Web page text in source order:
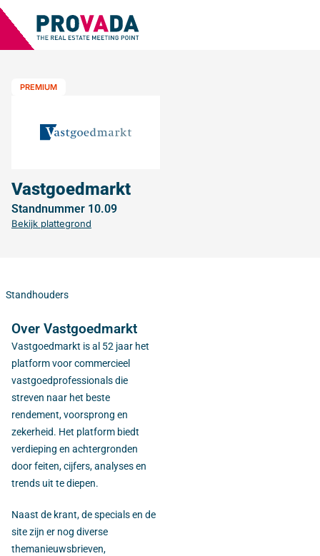
PREMIUM
Vastgoedmarkt
Standnummer 10.09
Bekijk plattegrond
Standhouders
Over Vastgoedmarkt
Vastgoedmarkt is al 52 jaar het
platform voor commercieel
vastgoedprofessionals die
streven naar het beste
rendement, voorsprong en
zekerheid. Het platform biedt
verdieping en achtergronden
door feiten, cijfers, analyses en
trends uit te diepen.
Naast de krant, de specials en de
site zijn er nog diverse
themanieuwsbrieven,